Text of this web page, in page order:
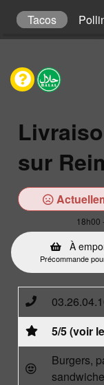
Tacos
sur
18h00
À
Précommande
5/5 (voir
Burgers,